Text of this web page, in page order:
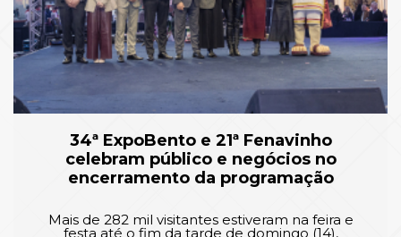
34ª ExpoBento e 21ª Fenavinho
celebram público e negócios no
encerramento da programação
Mais de 282 mil visitantes estiveram na feira e
festa até o fim da tarde de domingo (14),